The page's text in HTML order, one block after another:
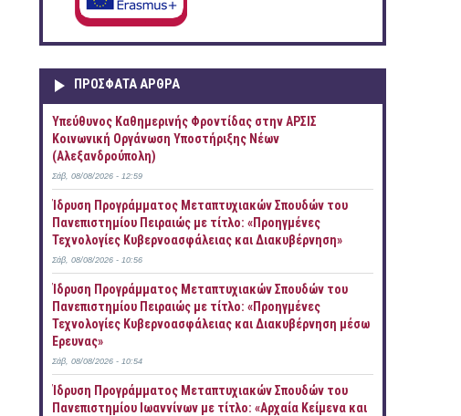
ΠΡOΣΦΑΤΑ AΡΘΡΑ
Yπεύθυνος Καθημερινής Φροντίδας στην ΑΡΣΙΣ
Κοινωνική Οργάνωση Υποστήριξης Νέων
(Αλεξανδρούπολη)
Σάβ, 08/08/2026 - 12:59
Ίδρυση Προγράμματος Μεταπτυχιακών Σπουδών του
Πανεπιστημίου Πειραιώς με τίτλο: «Προηγμένες
Τεχνολογίες Κυβερνοασφάλειας και Διακυβέρνηση»
Σάβ, 08/08/2026 - 10:56
Ίδρυση Προγράμματος Μεταπτυχιακών Σπουδών του
Πανεπιστημίου Πειραιώς με τίτλο: «Προηγμένες
Τεχνολογίες Κυβερνοασφάλειας και Διακυβέρνηση μέσω
Έρευνας»
Σάβ, 08/08/2026 - 10:54
Ίδρυση Προγράμματος Μεταπτυχιακών Σπουδών του
Πανεπιστημίου Ιωαννίνων με τίτλο: «Αρχαία Κείμενα και